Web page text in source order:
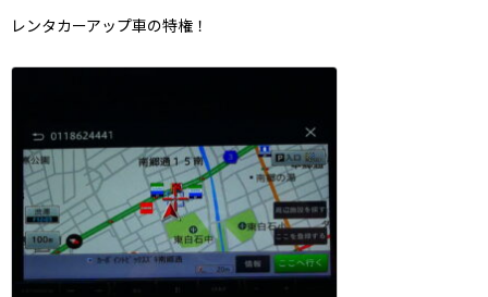
レンタカーアップ車の特権！